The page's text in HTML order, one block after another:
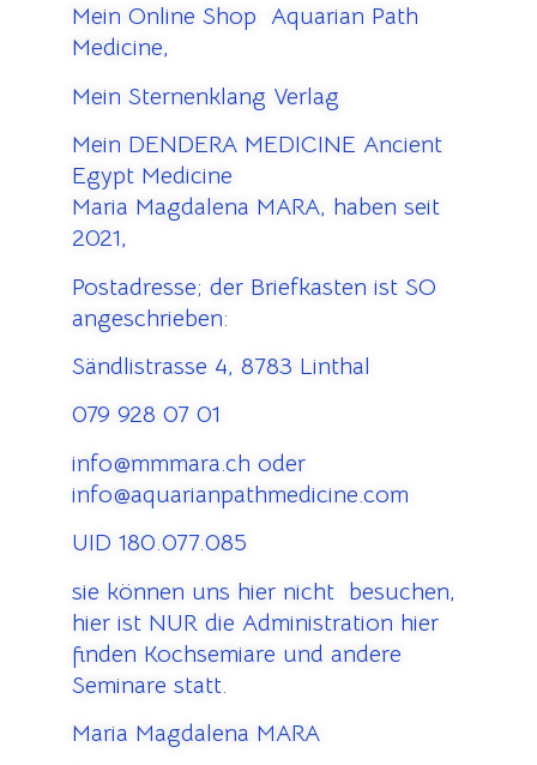
Mein Online Shop Aquarian Path
Medicine,
Mein Sternenklang Verlag
Mein DENDERA MEDICINE Ancient
Egypt Medicine
Maria Magdalena MARA, haben seit
2021,
Postadresse; der Briefkasten ist SO
angeschrieben:
Sändlistrasse 4, 8783 Linthal
079 928 07 01
info@mmmara.ch oder
info@aquarianpathmedicine.com
UID 180.077.085
sie können uns hier nicht besuchen,
hier ist NUR die Administration hier
finden Kochsemiare und andere
Seminare statt.
Maria Magdalena MARA